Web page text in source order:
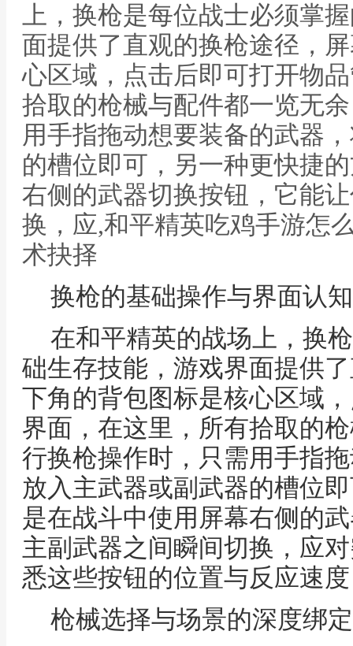
上，换枪是每位战士必须掌
面提供了直观的换枪途径，
心区域，点击后即可打开物
拾取的枪械与配件都一览无
用手指拖动想要装备的武器
的槽位即可，另一种更快捷
右侧的武器切换按钮，它能
换，应,和平精英吃鸡手游怎
术抉择
换枪的基础操作与界面认知
在和平精英的战场上，换
础生存技能，游戏界面提供
下角的背包图标是核心区域
界面，在这里，所有拾取的
行换枪操作时，只需用手指
放入主武器或副武器的槽位
是在战斗中使用屏幕右侧的
主副武器之间瞬间切换，应
悉这些按钮的位置与反应速
枪械选择与场景的深度绑定